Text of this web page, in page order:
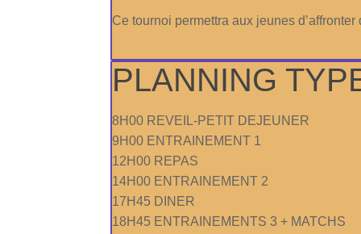
Ce tournoi permettra aux jeunes
PLANNING
8H00 REVEIL-PETIT DEJEUNER
9H00 ENTRAINEMENT 1
12H00 REPAS
14H00 ENTRAINEMENT 2
17H45 DINER
18H45 ENTRAINEMENTS 3 + MATCHS